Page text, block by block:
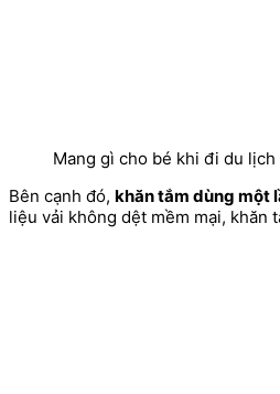
Mang gì cho bé khi đi du lịch
Bên cạnh đó, khăn tắm dùng một
liệu vải không dệt mềm mại, khăn